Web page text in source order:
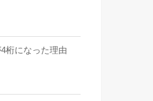
桁になった理由